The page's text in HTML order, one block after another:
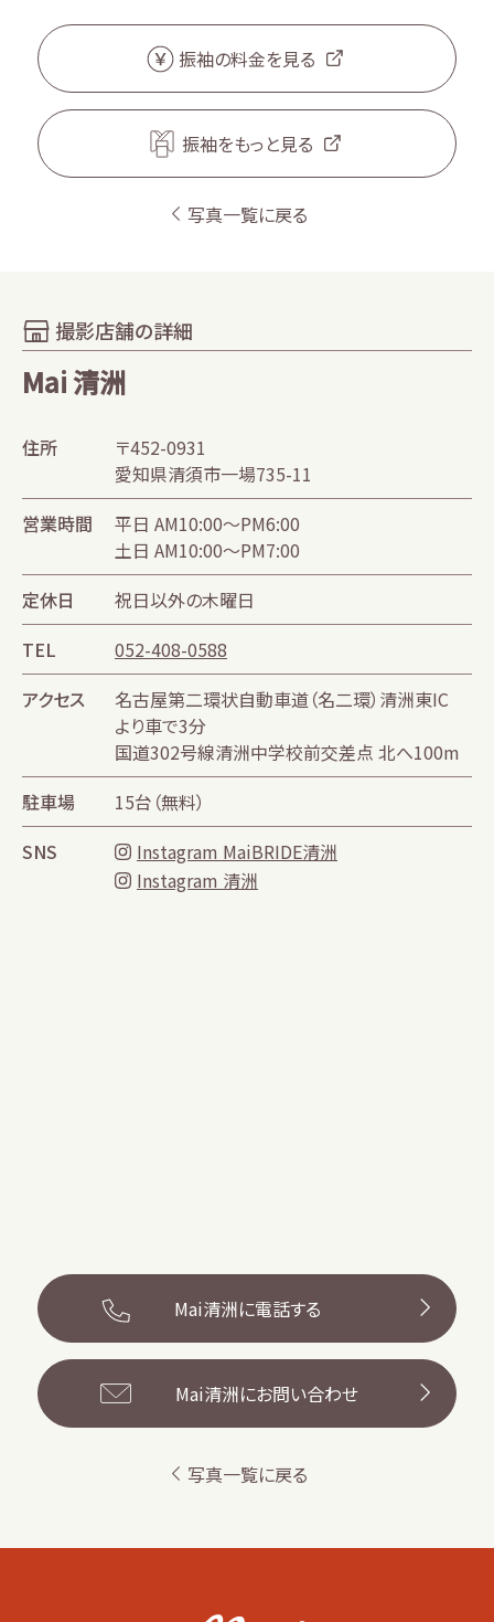
振袖の料金を見る
振袖をもっと見る
写真一覧に戻る
撮影店舗の詳細
Mai 清洲
住所
〒452-0931
愛知県清須市一場735-11
営業時間
平日 AM10:00～PM6:00
土日 AM10:00～PM7:00
定休日
祝日以外の木曜日
TEL
052-408-0588
アクセス
名古屋第二環状自動車道（名二環）清洲東IC
より車で3分
国道302号線清洲中学校前交差点 北へ100m
駐車場
15台（無料）
SNS
Instagram MaiBRIDE清洲
Instagram 清洲
Mai清洲に電話する
Mai清洲にお問い合わせ
写真一覧に戻る